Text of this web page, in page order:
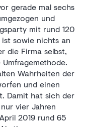
gerade mal sechs
und
mit rund 120
sowie nichts an
die Firma selbst,
Wahrheiten der
und einen
Damit hat sich der
vier Jahren
2019 rund 65